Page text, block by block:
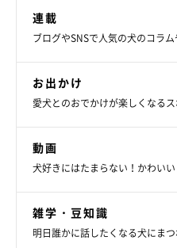
【獣医師解説】おも
上るのがヘ
連載
ブログやSNSで人気の犬のコラ
お出かけ
愛犬とのおでかけが楽しくなる
動画
犬好きにはたまらない！かわい
雑学・豆知識
明日誰かに話したくなる犬にま